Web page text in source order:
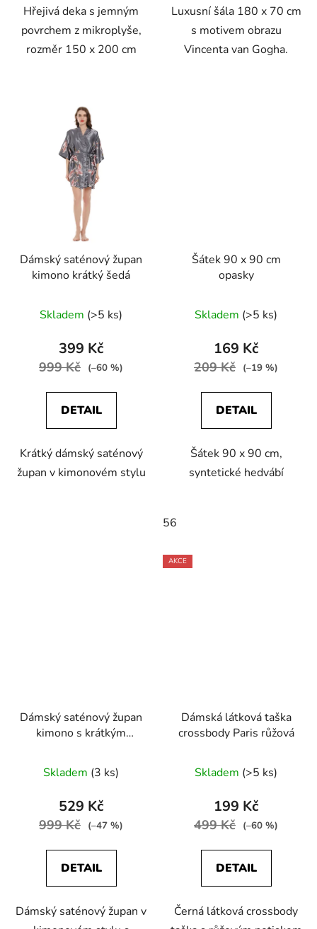
Hřejivá deka s jemným
povrchem z mikroplyše,
rozměr 150 x 200 cm
Luxusní šála 180 x 70 cm
s motivem obrazu
Vincenta van Gogha.
Dámský saténový župan
kimono krátký šedá
Skladem (>5 ks)
399 Kč
999 Kč (–60 %)
DETAIL
Krátký dámský saténový
župan v kimonovém stylu
Šátek 90 x 90 cm
opasky
Skladem (>5 ks)
169 Kč
209 Kč (–19 %)
DETAIL
Šátek 90 x 90 cm,
syntetické hedvábí
56
Dámský saténový župan
kimono s krátkým
Skladem (3 ks)
529 Kč
999 Kč (–47 %)
DETAIL
Dámský saténový župan v
AKCE
Dámská látková taška
crossbody Paris růžová
Skladem (>5 ks)
199 Kč
499 Kč (–60 %)
DETAIL
Černá látková crossbody